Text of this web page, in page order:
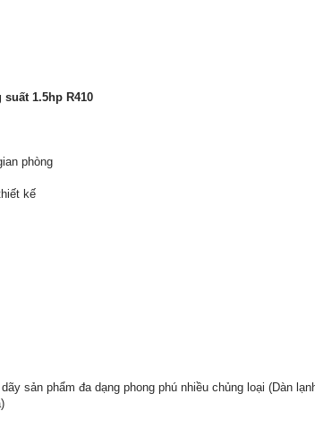
suất 1.5hp R410
phòng
kế
sản phẩm đa dạng phong phú nhiều chủng loại (Dàn